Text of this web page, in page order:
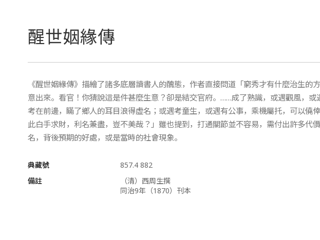
醒世姻緣傳
《醒世姻緣傳》描繪了諸多底層讀書人的醜態，作者直接問道「窮秀才有什麼治生的
意出來。看官！你猜說這是件甚麼生意？卻是結交官府。……成了熟識，或遇觀風，或
考在前邊，瞞了鄉人的耳目浪得虛名；或遇考童生，或遇有公事，乘機屬托，可以僥
此白手求財，利名兼盡，豈不美哉？」雖也提到，打通關節並不容易，需付出許多代
名，背後預期的好處，或是當時的社會現象。
典藏號
857.4 882
備註
（清）西周生撰
同治9年（1870）刊本